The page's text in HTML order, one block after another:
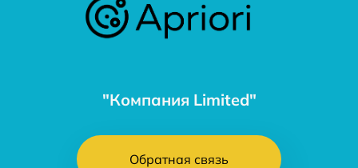
"Компания Limited"
Обратная связь